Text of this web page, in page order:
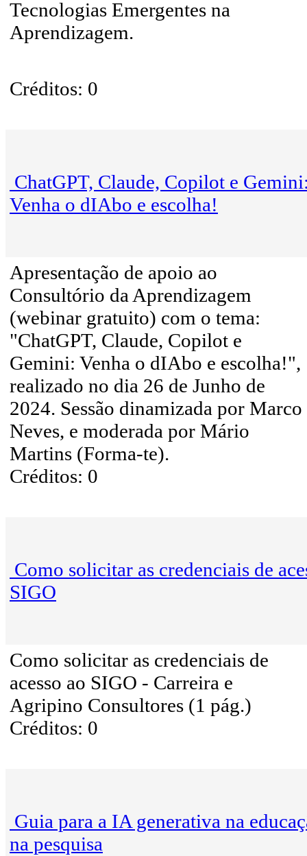
Tecnologias Emergentes na
Aprendizagem.
Créditos: 0
ChatGPT, Claude, Copilot e
Venha o dIAbo e escolha!
Apresentação de apoio ao
Consultório da Aprendizagem
(webinar gratuito) com o tema:
"ChatGPT, Claude, Copilot e
Gemini: Venha o dIAbo e escolha!",
realizado no dia 26 de Junho de
2024. Sessão dinamizada por Marco
Neves, e moderada por Mário
Martins (Forma-te).
Créditos: 0
Como solicitar as credenciais de
SIGO
Como solicitar as credenciais de
acesso ao SIGO - Carreira e
Agripino Consultores (1 pág.)
Créditos: 0
Guia para a IA generativa na
na pesquisa